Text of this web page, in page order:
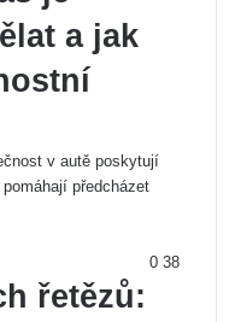
a jak
v autě poskytují
předcházet
0 38
řetězů: